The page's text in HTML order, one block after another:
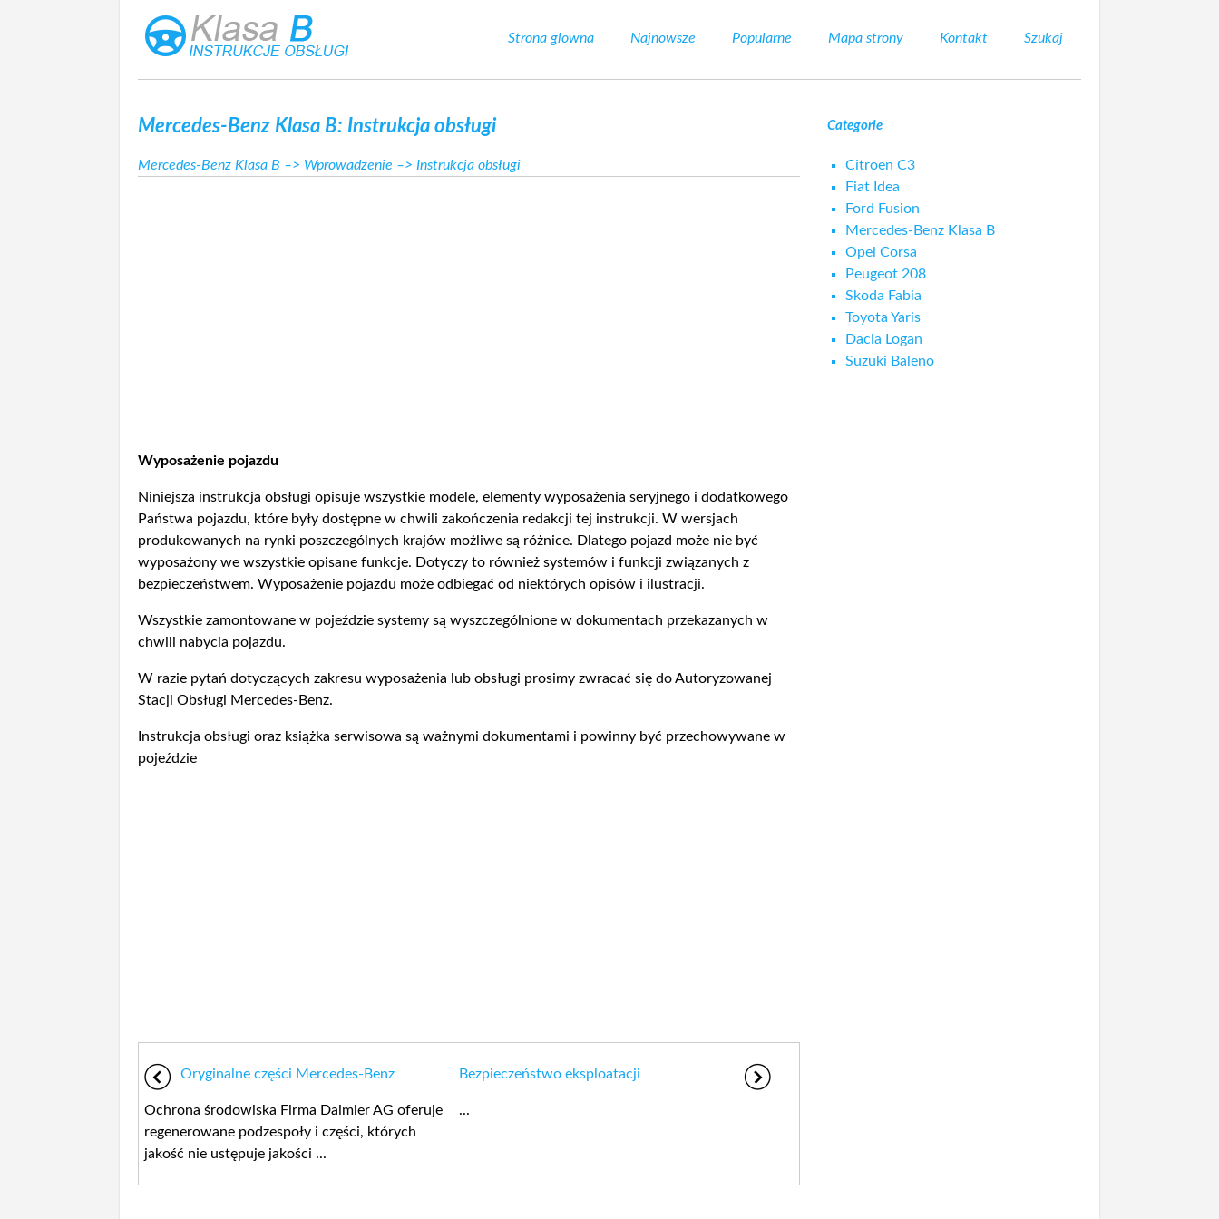
Strona glowna Najnowsze Popularne Mapa strony Kontakt Szukaj
Mercedes-Benz Klasa B: Instrukcja obsługi
Mercedes-Benz Klasa B –> Wprowadzenie –> Instrukcja obsługi
Wyposażenie pojazdu
Niniejsza instrukcja obsługi opisuje wszystkie modele, elementy wyposażenia seryjnego i dodatkowego
Państwa pojazdu, które były dostępne w chwili zakończenia redakcji tej instrukcji. W wersjach
produkowanych na rynki poszczególnych krajów możliwe są różnice. Dlatego pojazd może nie być
wyposażony we wszystkie opisane funkcje. Dotyczy to również systemów i funkcji związanych z
bezpieczeństwem. Wyposażenie pojazdu może odbiegać od niektórych opisów i ilustracji.
Wszystkie zamontowane w pojeździe systemy są wyszczególnione w dokumentach przekazanych w
chwili nabycia pojazdu.
W razie pytań dotyczących zakresu wyposażenia lub obsługi prosimy zwracać się do Autoryzowanej
Stacji Obsługi Mercedes-Benz.
Instrukcja obsługi oraz książka serwisowa są ważnymi dokumentami i powinny być przechowywane w
pojeździe
Oryginalne części Mercedes-Benz
Ochrona środowiska Firma Daimler AG oferuje
regenerowane podzespoły i części, których
jakość nie ustępuje jakości ...
Bezpieczeństwo eksploatacji
...
Categorie
Citroen C3
Fiat Idea
Ford Fusion
Mercedes-Benz Klasa B
Opel Corsa
Peugeot 208
Skoda Fabia
Toyota Yaris
Dacia Logan
Suzuki Baleno